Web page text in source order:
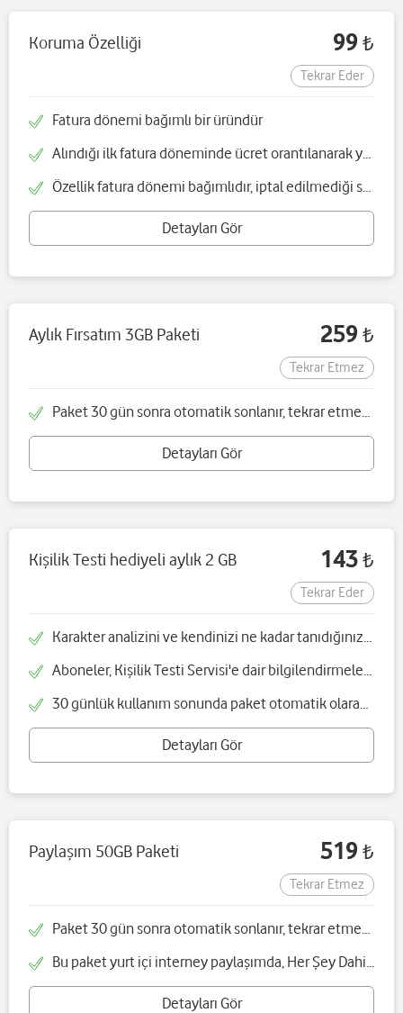
Koruma Özelliği 99 ₺
Tekrar Eder
Fatura dönemi bağımlı bir üründür
Alındığı ilk fatura döneminde ücret orantılanarak yansıtılır, içerik orantılanmadan tamamı olarak yüklenir
Özellik fatura dönemi bağımlıdır, iptal edilmediği sürece her fatura dönemi yenilenir
Detayları Gör
Aylık Fırsatım 3GB Paketi 259 ₺
Tekrar Etmez
Paket 30 gün sonra otomatik sonlanır, tekrar etmez ve tek seferliktir
Detayları Gör
Kişilik Testi hediyeli aylık 2 GB 143 ₺
Tekrar Eder
Karakter analizini ve kendinizi ne kadar tanıdığınızı sunulan formu doldurarak test edebilirsiniz
Aboneler, Kişilik Testi Servisi'e dair bilgilendirmeleri 7070'ten günlük SMS olarak alır
30 günlük kullanım sonunda paket otomatik olarak yenilenir ve iptal edilmediği sürece Kişilik Testi Servisi'nden faydalanmaya devam edebilirler
Detayları Gör
Paylaşım 50GB Paketi 519 ₺
Tekrar Etmez
Paket 30 gün sonra otomatik sonlanır, tekrar etmez ve tek seferliktir
Bu paket yurt içi interney paylaşımda, Her Şey Dahil Pasaport ve Her Şey Dahil Pasaport Dünya kapsamında yurt dışı internet paylaşımında geçerlidir
Detayları Gör